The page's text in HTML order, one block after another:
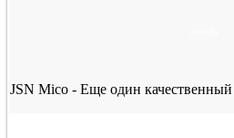
JSN Mico - Еще один